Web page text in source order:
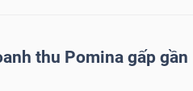
thu Pomina gấp gần